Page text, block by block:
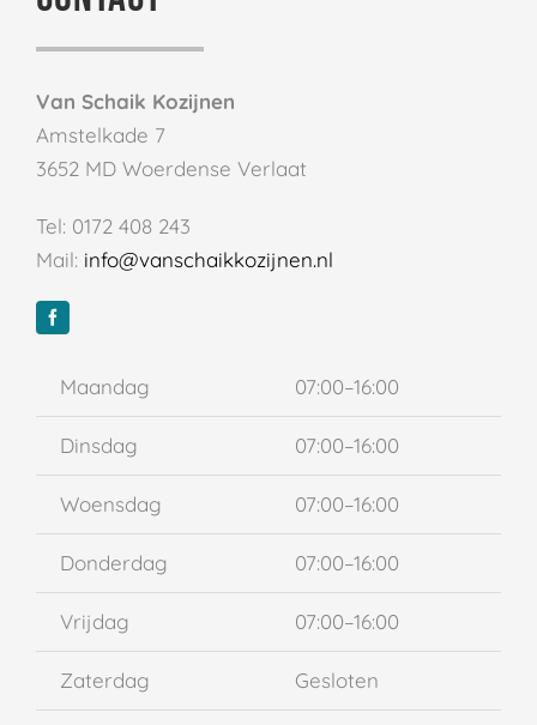
Van Schaik Kozijnen
Amstelkade 7
3652 MD Woerdense Verlaat
Tel: 0172 408 243
Mail: info@vanschaikkozijnen.nl
Maandag 07:00–16:00
Dinsdag 07:00–16:00
Woensdag 07:00–16:00
Donderdag 07:00–16:00
Vrijdag 07:00–16:00
Zaterdag Gesloten